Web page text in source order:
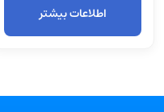
اطلاعات بیشتر